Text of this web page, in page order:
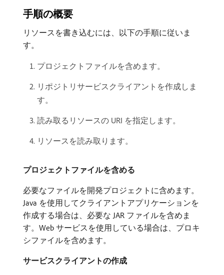
手順の概要
リソースを書き込むには、以下の手順に従いま
す。
プロジェクトファイルを含めます。
リポジトリサービスクライアントを作成しま
す。
読み取るリソースの URI を指定します。
リソースを読み取ります。
プロジェクトファイルを含める
必要なファイルを開発プロジェクトに含めます。
Java を使用してクライアントアプリケーションを
作成する場合は、必要な JAR ファイルを含めま
す。Web サービスを使用している場合は、プロキ
シファイルを含めます。
サービスクライアントの作成